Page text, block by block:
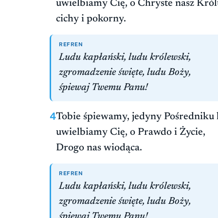
uwielbiamy Cię, o Chryste nasz
cichy i pokorny.
REFREN
Ludu kapłański, ludu królewski,
zgromadzenie święte, ludu Boży,
śpiewaj Twemu Panu!
4Tobie śpiewamy, jedyny Pośredniku
uwielbiamy Cię, o Prawdo i Życie,
Drogo nas wiodąca.
REFREN
Ludu kapłański, ludu królewski,
zgromadzenie święte, ludu Boży,